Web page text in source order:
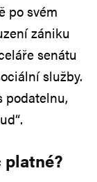
po svém
zániku
senátu
služby.
podatelnu,
platné?